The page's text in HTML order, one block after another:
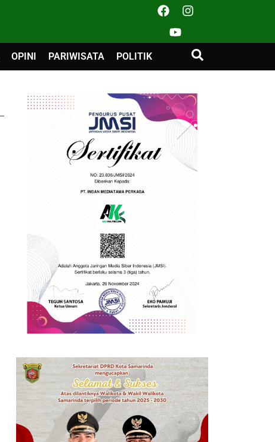
OPINI PARIWISATA POLITIK